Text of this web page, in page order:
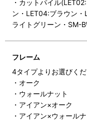
・カットパイル
ン・LET04:ブラウン
ライトグリーン・SM-
フレーム
4タイプよりお選びくだ
・オーク
・ウォールナット
・アイアン×オーク
・アイアン×ウォール